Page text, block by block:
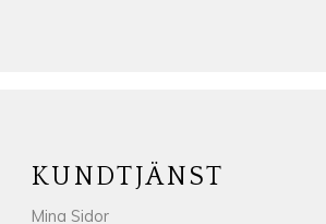
KUNDTJÄNST
Mina Sidor